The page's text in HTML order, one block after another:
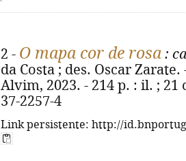
2 - O mapa cor de rosa :
da Costa ; des. Oscar
Alvim, 2023. - 214 p. : il. ; 21
37-2257-4
Link persistente: http://